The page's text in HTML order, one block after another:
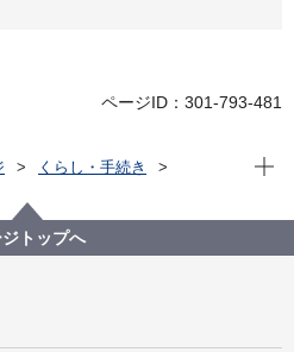
ページID：301-793-481
くらし・手続き
務所
現在
トップへ